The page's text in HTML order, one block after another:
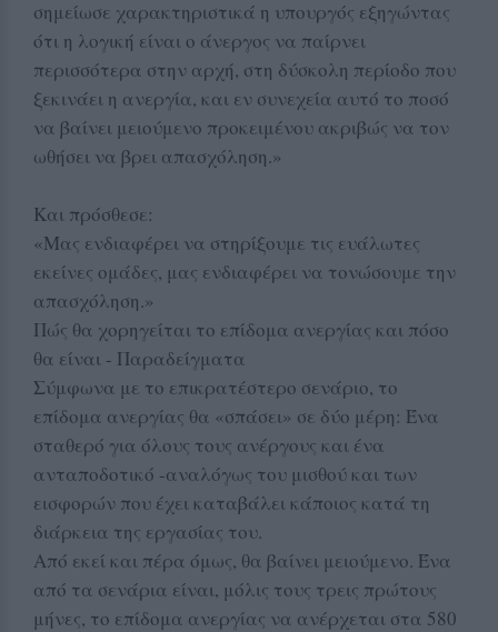
σημείωσε χαρακτηριστικά η υπουργός εξηγώντας
ότι η λογική είναι ο άνεργος να παίρνει
περισσότερα στην αρχή, στη δύσκολη περίοδο που
ξεκινάει η ανεργία, και εν συνεχεία αυτό το ποσό
να βαίνει μειούμενο προκειμένου ακριβώς να τον
ωθήσει να βρει απασχόληση.»
Και πρόσθεσε:
«Μας ενδιαφέρει να στηρίξουμε τις ευάλωτες
εκείνες ομάδες, μας ενδιαφέρει να τονώσουμε την
απασχόληση.»
Πώς θα χορηγείται το επίδομα ανεργίας και πόσο
θα είναι - Παραδείγματα
Σύμφωνα με το επικρατέστερο σενάριο, το
επίδομα ανεργίας θα «σπάσει» σε δύο μέρη: Ένα
σταθερό για όλους τους ανέργους και ένα
ανταποδοτικό -αναλόγως του μισθού και των
εισφορών που έχει καταβάλει κάποιος κατά τη
διάρκεια της εργασίας του.
Από εκεί και πέρα όμως, θα βαίνει μειούμενο. Ένα
από τα σενάρια είναι, μόλις τους τρεις πρώτους
μήνες, το επίδομα ανεργίας να ανέρχεται στα 580